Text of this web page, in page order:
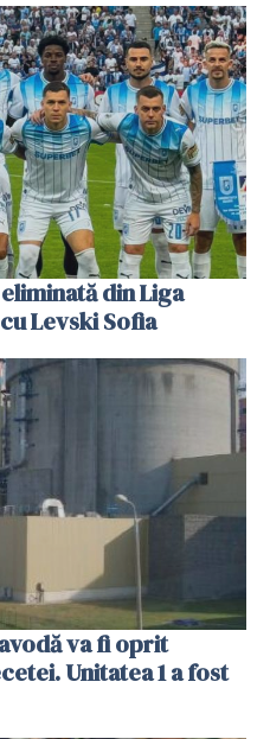
din Liga
Levski Sofia
va fi oprit
Unitatea 1 a fost